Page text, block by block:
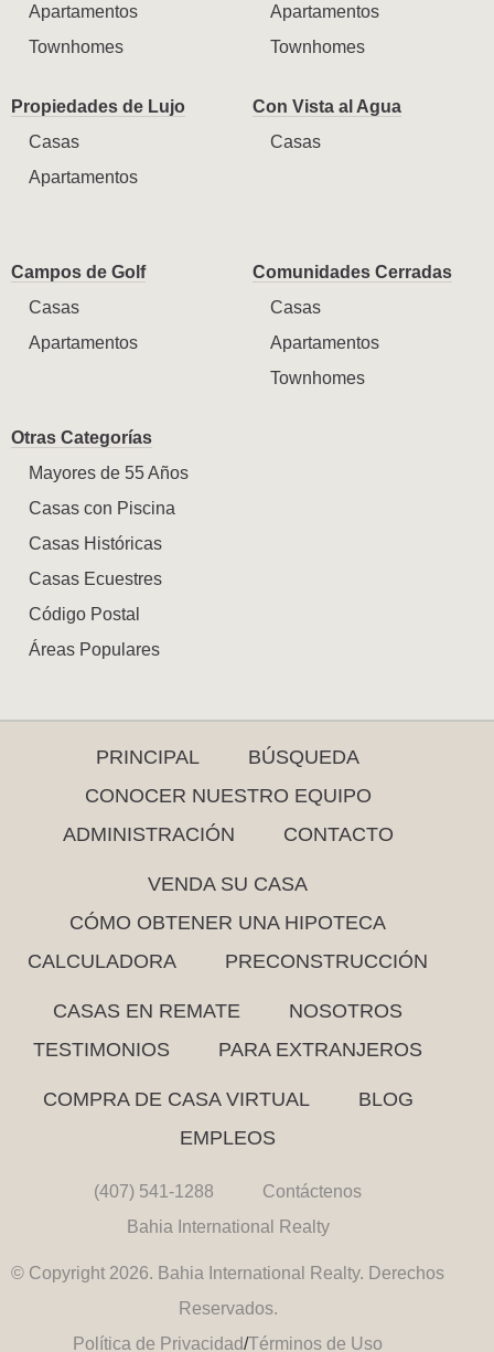
Apartamentos
Townhomes
Apartamentos
Townhomes
Propiedades de Lujo
Casas
Apartamentos
Con Vista al Agua
Casas
Campos de Golf
Casas
Apartamentos
Comunidades Cerradas
Casas
Apartamentos
Townhomes
Otras Categorías
Mayores de 55 Años
Casas con Piscina
Casas Históricas
Casas Ecuestres
Código Postal
Áreas Populares
PRINCIPAL
BÚSQUEDA
CONOCER NUESTRO EQUIPO
ADMINISTRACIÓN
CONTACTO
VENDA SU CASA
CÓMO OBTENER UNA HIPOTECA
CALCULADORA
PRECONSTRUCCIÓN
CASAS EN REMATE
NOSOTROS
TESTIMONIOS
PARA EXTRANJEROS
COMPRA DE CASA VIRTUAL
BLOG
EMPLEOS
(407) 541-1288
Contáctenos
Bahia International Realty
© Copyright 2026. Bahia International Realty. Derechos
Reservados.
Política de Privacidad/Términos de Uso